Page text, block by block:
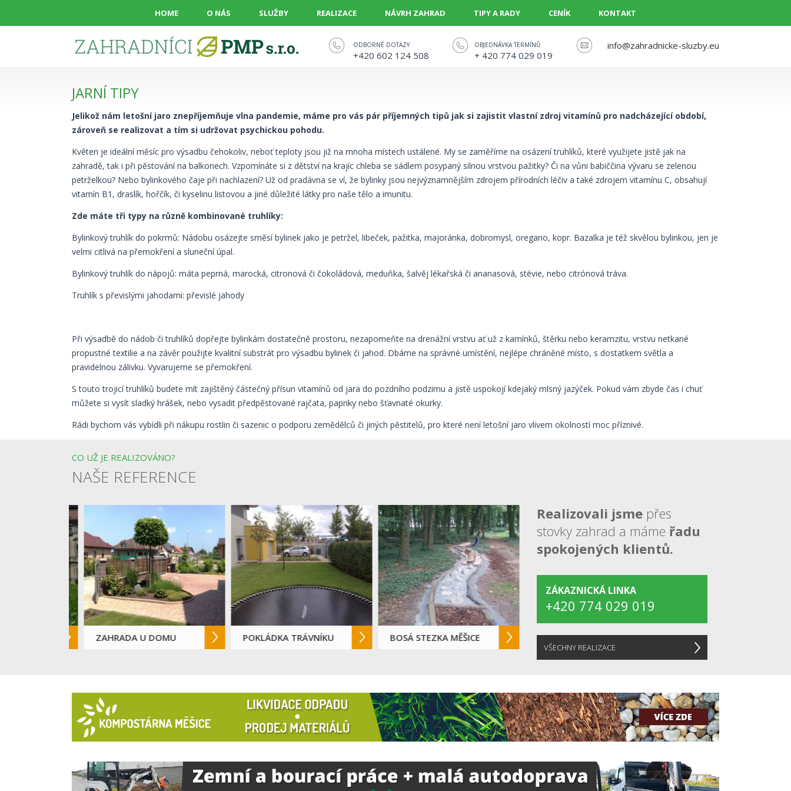
HOME O NÁS SLUŽBY REALIZACE NÁVRH ZAHRAD TIPY A RADY CENÍK KONTAKT
ODBORNÉ DOTAZY
+420 602 124 508
OBJEDNÁVKA TERMÍNŮ
+ 420 774 029 019
info@zahradnicke-sluzby.eu
JSTE ZDE
JARNÍ TIPY
Jelikož nám letošní jaro znepříjemňuje vlna pandemie, máme pro vás pár příjemných tipů jak si zajistit vlastní zdroj vitamínů pro nadcházející období,
zároveň se realizovat a tím si udržovat psychickou pohodu.
Květen je ideální měsíc pro výsadbu čehokoliv, neboť teploty jsou již na mnoha místech ustálené. My se zaměříme na osázení truhlíků, které využijete jistě jak na
zahradě, tak i při pěstování na balkonech. Vzpomínáte si z dětství na krajíc chleba se sádlem posypaný silnou vrstvou pažitky? Či na vůni babiččina vývaru se zelenou
petrželkou? Nebo bylinkového čaje při nachlazení? Už od pradávna se ví, že bylinky jsou nejvýznamnějším zdrojem přírodních léčiv a také zdrojem vitamínu C, obsahují
vitamín B1, draslík, hořčík, či kyselinu listovou a jiné důležité látky pro naše tělo a imunitu.
Zde máte tři typy na různě kombinované truhlíky:
Bylinkový truhlík do pokrmů: Nádobu osázejte směsí bylinek jako je petržel, libeček, pažitka, majoránka, dobromysl, oregano, kopr. Bazalka je též skvělou bylinkou, jen je
velmi citlivá na přemokření a sluneční úpal.
Bylinkový truhlík do nápojů: máta peprná, marocká, citronová či čokoládová, meduňka, šalvěj lékařská či ananasová, stévie, nebo citrónová tráva.
Truhlík s převislými jahodami: převislé jahody
Při výsadbě do nádob či truhlíků dopřejte bylinkám dostatečně prostoru, nezapomeňte na drenážní vrstvu ať už z kamínků, štěrku nebo keramzitu, vrstvu netkané
propustné textilie a na závěr použijte kvalitní substrát pro výsadbu bylinek či jahod. Dbáme na správné umístění, nejlépe chráněné místo, s dostatkem světla a
pravidelnou zálivku. Vyvarujeme se přemokření.
S touto trojicí truhlíků budete mít zajištěný částečný přísun vitamínů od jara do pozdního podzimu a jistě uspokojí kdejaký mlsný jazýček. Pokud vám zbyde čas i chuť
můžete si vysít sladký hrášek, nebo vysadit předpěstované rajčata, papriky nebo šťavnaté okurky.
Rádi bychom vás vybídli při nákupu rostlin či sazenic o podporu zemědělců či jiných pěstitelů, pro které není letošní jaro vlivem okolností moc příznivé.
CO UŽ JE REALIZOVÁNO?
NAŠE REFERENCE
ZAHRADA U DOMU POKLÁDKA TRÁVNÍKU BOSÁ STEZKA MĚŠICE PARK MĚŠICE ZAHRADA U DOMU
Realizovali jsme přes
stovky zahrad a máme řadu
spokojených klientů.
ZÁKAZNICKÁ LINKA
+420 774 029 019
VŠECHNY REALIZACE